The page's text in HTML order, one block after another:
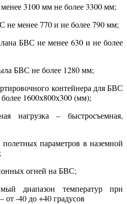
3100 мм не более 3300 мм;
менее 770 и не более 790 мм;
БВС не менее 630 и не более
БВС не более 1280 мм;
контейнера для БВС
1600х800х300 (мм);
– быстросъемная,
параметров в наземной
огней на БВС;
температур при
-40 до +40 градусов